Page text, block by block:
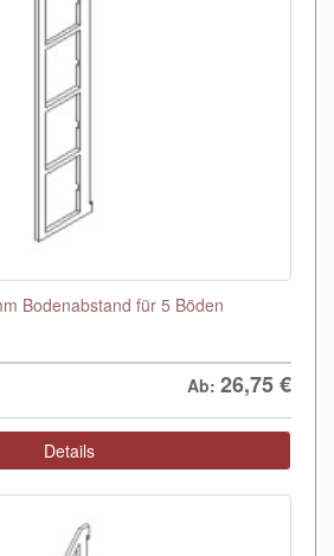
Bodenabstand für 5 Böden
Ab: 26,75€
Details